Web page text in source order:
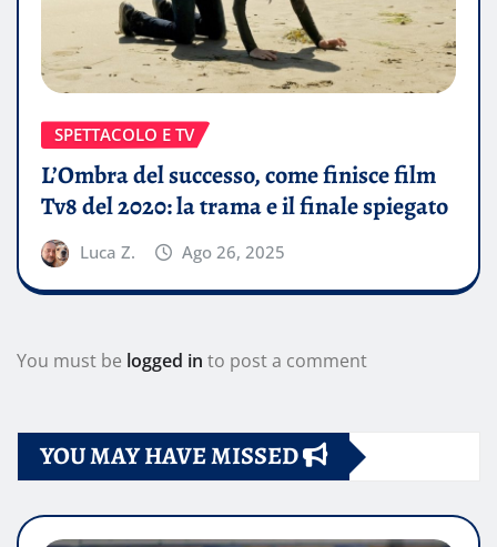
SPETTACOLO E TV
L’Ombra del successo, come finisce film
Tv8 del 2020: la trama e il finale spiegato
Luca Z. Ago 26, 2025
You must be logged in to post a comment
YOU MAY HAVE MISSED